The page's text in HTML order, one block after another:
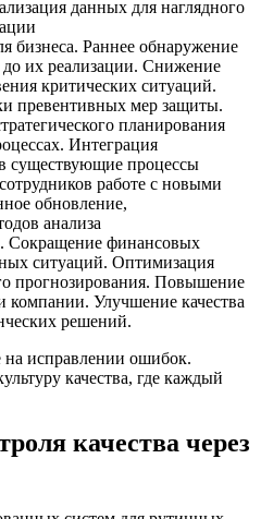
данных для наглядного
бизнеса. Раннее обнаружение
их реализации. Снижение
критических ситуаций.
превентивных мер защиты.
планирования
Интеграция
существующие процессы
работе с новыми
обновление,
анализа
Сокращение финансовых
ситуаций. Оптимизация
прогнозирования. Повышение
компании. Улучшение качества
решений.
исправлении ошибок.
качества, где каждый
качества через